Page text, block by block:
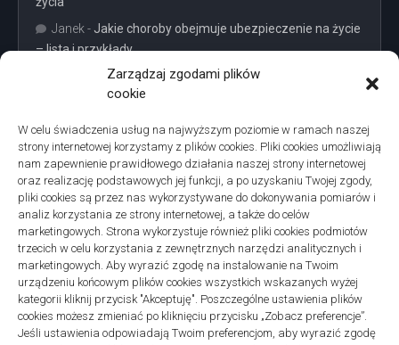
Zarządzaj zgodami plików
cookie
W celu świadczenia usług na najwyższym poziomie w ramach naszej
strony internetowej korzystamy z plików cookies. Pliki cookies umożliwiają
nam zapewnienie prawidłowego działania naszej strony internetowej
oraz realizację podstawowych jej funkcji, a po uzyskaniu Twojej zgody,
pliki cookies są przez nas wykorzystywane do dokonywania pomiarów i
analiz korzystania ze strony internetowej, a także do celów
marketingowych. Strona wykorzystuje również pliki cookies podmiotów
trzecich w celu korzystania z zewnętrznych narzędzi analitycznych i
marketingowych. Aby wyrazić zgodę na instalowanie na Twoim
urządzeniu końcowym plików cookies wszystkich wskazanych wyżej
kategorii kliknij przycisk "Akceptuję". Poszczególne ustawienia plików
cookies możesz zmieniać po kliknięciu przycisku „Zobacz preferencje”.
Jeśli ustawienia odpowiadają Twoim preferencjom, aby wyrazić zgodę
Janek - Jakie choroby obejmuje ubezpieczenie na życie
– lista i przykłady
Projekty domów Podkarpacie
linki z nap